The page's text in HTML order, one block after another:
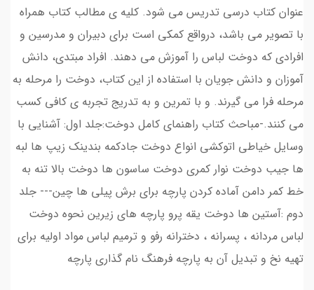
عنوان کتاب درسی تدریس می شود. کلیه ی مطالب کتاب همراه
با تصویر می باشد، درواقع کمکی است برای دبیران و مدرسین و
افرادی که دوخت لباس را آموزش می دهند. افراد مبتدی، دانش
آموزان و دانش جویان با استفاده از این کتاب، دوخت را مرحله به
مرحله فرا می گیرند. و با تمرین و به تدریج تجربه ی کافی کسب
می کنند.-مباحث کتاب راهنمای کامل دوخت:جلد اول: آشنایی با
وسایل خیاطی اتوکشی انواع دوخت جادکمه بندینک زیپ ها لبه
ها جیب دوخت نوار کمری دوخت ساسون ها دوخت بالا تنه به
خط کمر دامن آماده کردن پارچه برای برش پیلی ها چین--- جلد
دوم :آستین ها دوخت یقه پرو پارچه های زیرین نحوه دوخت
لباس مردانه ، پسرانه ، دخترانه رفو و ترمیم لباس مواد اولیه برای
تهیه نخ و تبدیل آن به پارچه فرهنگ نام گذاری پارچه